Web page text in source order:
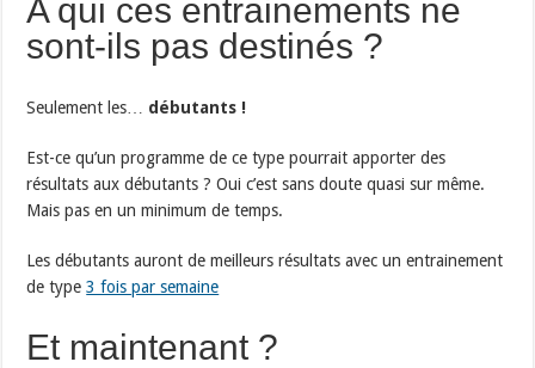
A qui ces entrainements ne
sont-ils pas destinés ?
Seulement les… débutants !
Est-ce qu’un programme de ce type pourrait apporter des
résultats aux débutants ? Oui c’est sans doute quasi sur même.
Mais pas en un minimum de temps.
Les débutants auront de meilleurs résultats avec un entrainement
de type3 fois par semaine
Et maintenant ?